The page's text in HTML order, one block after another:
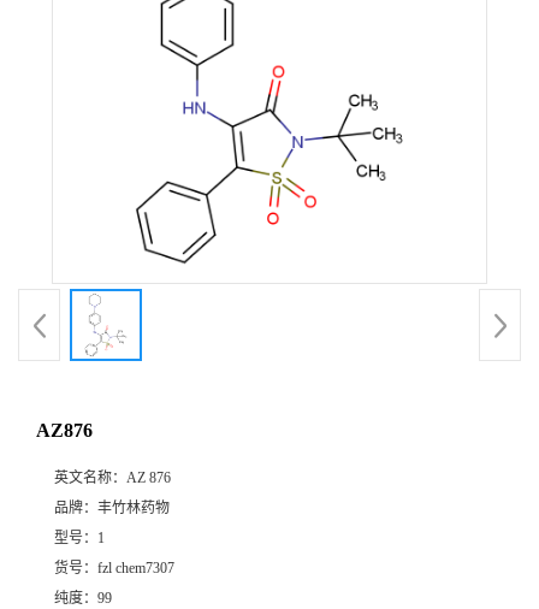
AZ876
英文名称： AZ 876
品牌： 丰竹林药物
型号： 1
货号： fzl chem7307
纯度： 99